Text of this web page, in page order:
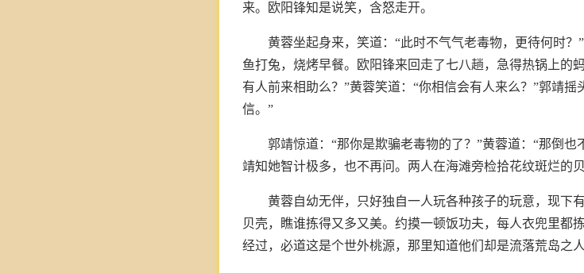
来。欧阳锋知是说笑，含怒走开。
黄蓉坐起身来，笑道：“此时不气气老毒物，更待何时
鱼打兔，烧烤早餐。欧阳锋来回走了七八趟，急得热锅上的
有人前来相助么？”黄蓉笑道：“你相信会有人来么？”郭靖摇
信。”
郭靖惊道：“那你是欺骗老毒物的了？”黄蓉道：“那倒
靖知她智计极多，也不再问。两人在海滩旁检拾花纹斑烂的贝
黄蓉自幼无伴，只好独自一人玩各种孩子的玩意，现下
贝壳，瞧谁拣得又多又美。约摸一顿饭功夫，每人衣兜里都
经过，必道这是个世外桃源，那里知道他们却是流落荒岛之人